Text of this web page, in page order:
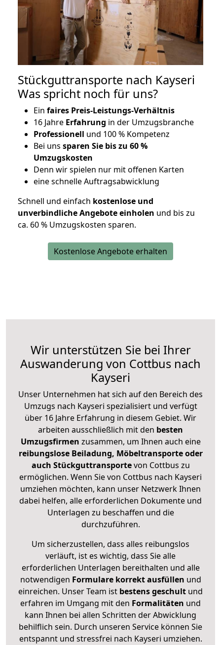
Stückguttransporte nach Kayseri
Was spricht noch für uns?
Ein faires Preis-Leistungs-Verhältnis
16 Jahre Erfahrung in der Umzugsbranche
Professionell und 100 % Kompetenz
Bei uns sparen Sie bis zu 60 %
Umzugskosten
Denn wir spielen nur mit offenen Karten
eine schnelle Auftragsabwicklung
Schnell und einfach kostenlose und
unverbindliche Angebote einholen und bis zu
ca. 60 % Umzugskosten sparen.
Kostenlose Angebote erhalten
Wir unterstützen Sie bei Ihrer
Auswanderung von Cottbus nach
Kayseri
Unser Unternehmen hat sich auf den Bereich des
Umzugs nach Kayseri spezialisiert und verfügt
über 16 Jahre Erfahrung in diesem Gebiet. Wir
arbeiten ausschließlich mit den besten
Umzugsfirmen zusammen, um Ihnen auch eine
reibungslose Beiladung, Möbeltransporte oder
auch Stückguttransportevon Cottbus zu
ermöglichen. Wenn Sie von Cottbus nach Kayseri
umziehen möchten, kann unser Netzwerk Ihnen
dabei helfen, alle erforderlichen Dokumente und
Unterlagen zu beschaffen und die
durchzuführen.
Um sicherzustellen, dass alles reibungslos
verläuft, ist es wichtig, dass Sie alle
erforderlichen Unterlagen bereithalten und alle
notwendigen Formulare korrekt ausfüllen und
einreichen. Unser Team ist bestens geschult und
erfahren im Umgang mit den Formalitäten und
kann Ihnen bei allen Schritten der Abwicklung
behilflich sein. Durch unseren Service können Sie
entspannt und stressfrei nach Kayseri umziehen.